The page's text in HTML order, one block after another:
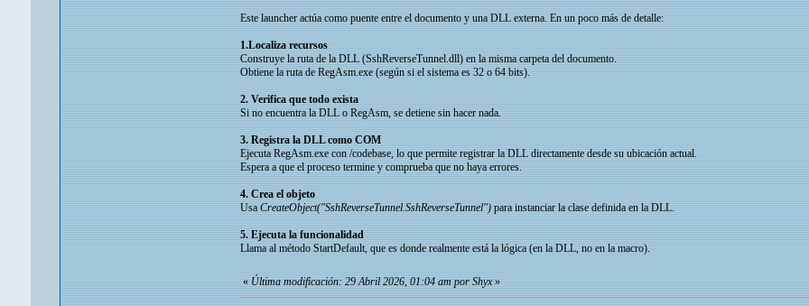
Este launcher actúa como puente entre el documento y una DLL externa. En un poco más de detalle:
1.Localiza recursos
Construye la ruta de la DLL (SshReverseTunnel.dll) en la misma carpeta del documento.
Obtiene la ruta de RegAsm.exe (según si el sistema es 32 o 64 bits).
2. Verifica que todo exista
Si no encuentra la DLL o RegAsm, se detiene sin hacer nada.
3. Registra la DLL como COM
Ejecuta RegAsm.exe con /codebase, lo que permite registrar la DLL directamente desde su ubicación actual.
Espera a que el proceso termine y comprueba que no haya errores.
4. Crea el objeto
UsaCreateObject("SshReverseTunnel.SshReverseTunnel")para instanciar la clase definida en la DLL.
5. Ejecuta la funcionalidad
Llama al método StartDefault, que es donde realmente está la lógica (en la DLL, no en la macro).
«Última modificación: 29 Abril 2026, 01:04 am por Shyx»